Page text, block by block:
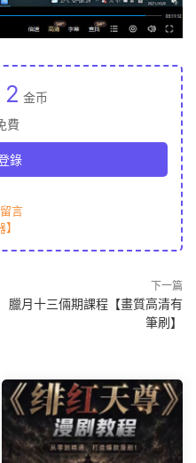
2 金币
費
錄
言
下一篇
臘月十三倆期課程【畫質高清有
筆刷】